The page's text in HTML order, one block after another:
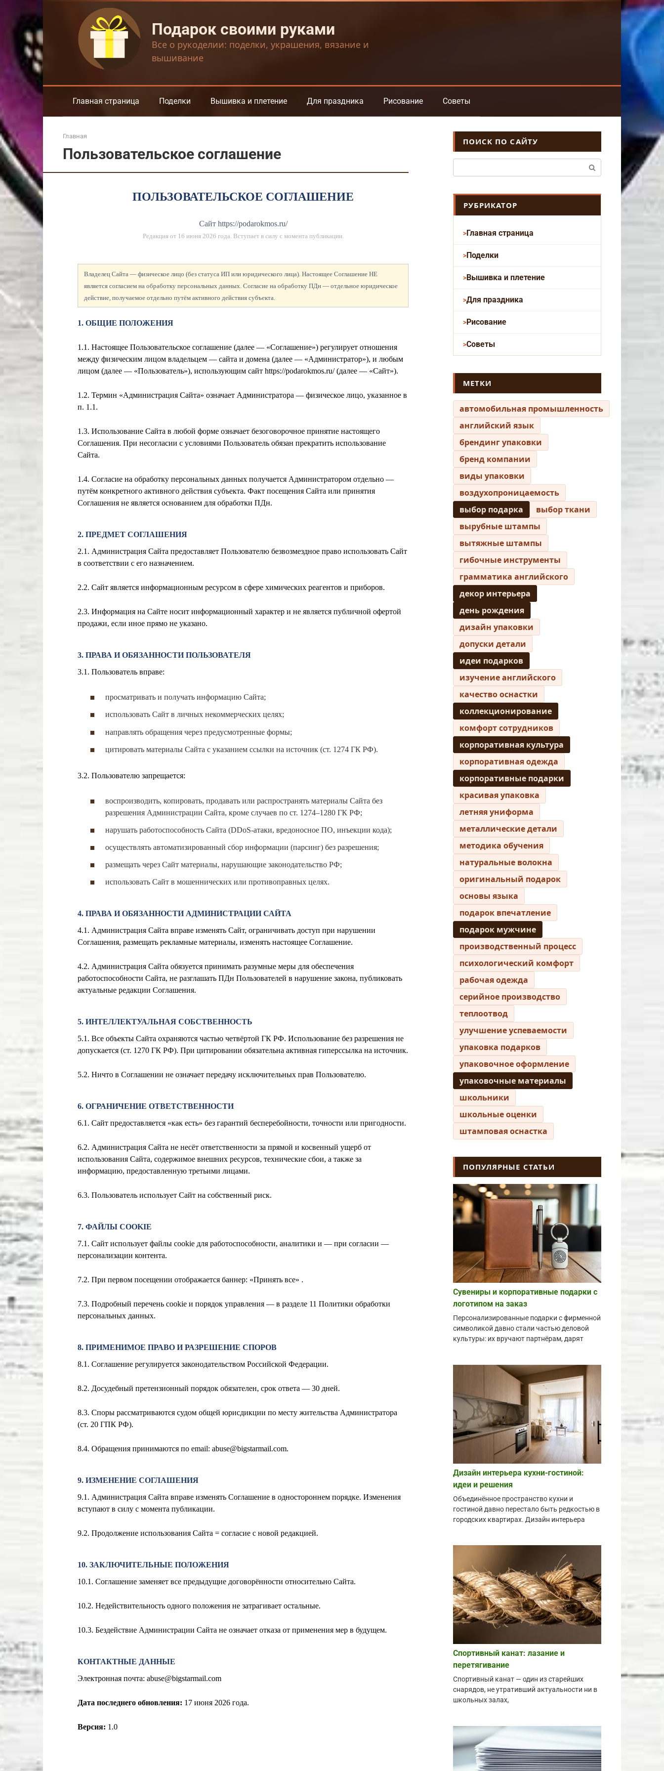
контенту
Подарок своими руками
Все о рукоделии: поделки, украшения, вязание и
вышивание
Главная страница Поделки Вышивка и плетение Для праздника Рисование Советы
Главная
Пользовательское соглашение
ПОЛЬЗОВАТЕЛЬСКОЕ СОГЛАШЕНИЕ
Сайт https://podarokmos.ru/
Редакция от 16 июня 2026 года. Вступает в силу с момента публикации.
Владелец Сайта — физическое лицо (без статуса ИП или юридического лица). Настоящее Соглашение НЕ
является согласием на обработку персональных данных. Согласие на обработку ПДн — отдельное юридическое
действие, получаемое отдельно путём активного действия субъекта.
1. ОБЩИЕ ПОЛОЖЕНИЯ
1.1. Настоящее Пользовательское соглашение (далее — «Соглашение») регулирует отношения
между физическим лицом владельцем — сайта и домена (далее — «Администратор»), и любым
лицом (далее — «Пользователь»), использующим сайт https://podarokmos.ru/ (далее — «Сайт»).
1.2. Термин «Администрация Сайта» означает Администратора — физическое лицо, указанное в
п. 1.1.
1.3. Использование Сайта в любой форме означает безоговорочное принятие настоящего
Соглашения. При несогласии с условиями Пользователь обязан прекратить использование
Сайта.
1.4. Согласие на обработку персональных данных получается Администратором отдельно —
путём конкретного активного действия субъекта. Факт посещения Сайта или принятия
Соглашения не является основанием для обработки ПДн.
2. ПРЕДМЕТ СОГЛАШЕНИЯ
2.1. Администрация Сайта предоставляет Пользователю безвозмездное право использовать Сайт
в соответствии с его назначением.
2.2. Сайт является информационным ресурсом в сфере химических реагентов и приборов.
2.3. Информация на Сайте носит информационный характер и не является публичной офертой
продажи, если иное прямо не указано.
3. ПРАВА И ОБЯЗАННОСТИ ПОЛЬЗОВАТЕЛЯ
3.1. Пользователь вправе:
просматривать и получать информацию Сайта;
использовать Сайт в личных некоммерческих целях;
направлять обращения через предусмотренные формы;
цитировать материалы Сайта с указанием ссылки на источник (ст. 1274 ГК РФ).
3.2. Пользователю запрещается:
воспроизводить, копировать, продавать или распространять материалы Сайта без
разрешения Администрации Сайта, кроме случаев по ст. 1274–1280 ГК РФ;
нарушать работоспособность Сайта (DDoS-атаки, вредоносное ПО, инъекции кода);
осуществлять автоматизированный сбор информации (парсинг) без разрешения;
размещать через Сайт материалы, нарушающие законодательство РФ;
использовать Сайт в мошеннических или противоправных целях.
4. ПРАВА И ОБЯЗАННОСТИ АДМИНИСТРАЦИИ САЙТА
4.1. Администрация Сайта вправе изменять Сайт, ограничивать доступ при нарушении
Соглашения, размещать рекламные материалы, изменять настоящее Соглашение.
4.2. Администрация Сайта обязуется принимать разумные меры для обеспечения
работоспособности Сайта, не разглашать ПДн Пользователей в нарушение закона, публиковать
актуальные редакции Соглашения.
5. ИНТЕЛЛЕКТУАЛЬНАЯ СОБСТВЕННОСТЬ
5.1. Все объекты Сайта охраняются частью четвёртой ГК РФ. Использование без разрешения не
допускается (ст. 1270 ГК РФ). При цитировании обязательна активная гиперссылка на источник.
5.2. Ничто в Соглашении не означает передачу исключительных прав Пользователю.
6. ОГРАНИЧЕНИЕ ОТВЕТСТВЕННОСТИ
6.1. Сайт предоставляется «как есть» без гарантий бесперебойности, точности или пригодности.
6.2. Администрация Сайта не несёт ответственности за прямой и косвенный ущерб от
использования Сайта, содержимое внешних ресурсов, технические сбои, а также за
информацию, предоставленную третьими лицами.
6.3. Пользователь использует Сайт на собственный риск.
7. ФАЙЛЫ COOKIE
7.1. Сайт использует файлы cookie для работоспособности, аналитики и — при согласии —
персонализации контента.
7.2. При первом посещении отображается баннер: «Принять все» .
7.3. Подробный перечень cookie и порядок управления — в разделе 11 Политики обработки
персональных данных.
8. ПРИМЕНИМОЕ ПРАВО И РАЗРЕШЕНИЕ СПОРОВ
8.1. Соглашение регулируется законодательством Российской Федерации.
8.2. Досудебный претензионный порядок обязателен, срок ответа — 30 дней.
8.3. Споры рассматриваются судом общей юрисдикции по месту жительства Администратора
(ст. 20 ГПК РФ).
8.4. Обращения принимаются по email: abuse@bigstarmail.com.
9. ИЗМЕНЕНИЕ СОГЛАШЕНИЯ
9.1. Администрация Сайта вправе изменять Соглашение в одностороннем порядке. Изменения
вступают в силу с момента публикации.
9.2. Продолжение использования Сайта = согласие с новой редакцией.
10. ЗАКЛЮЧИТЕЛЬНЫЕ ПОЛОЖЕНИЯ
10.1. Соглашение заменяет все предыдущие договорённости относительно Сайта.
10.2. Недействительность одного положения не затрагивает остальные.
10.3. Бездействие Администрации Сайта не означает отказа от применения мер в будущем.
КОНТАКТНЫЕ ДАННЫЕ
Электронная почта: abuse@bigstarmail.com
Дата последнего обновления: 17 июня 2026 года.
Версия: 1.0
ПОИСК ПО САЙТУ
РУБРИКАТОР
Главная страница
Поделки
Вышивка и плетение
Для праздника
Рисование
Советы
МЕТКИ
автомобильная промышленность
английский язык
брендинг упаковки
бренд компании
виды упаковки
воздухопроницаемость
выбор подарка
выбор ткани
вырубные штампы
вытяжные штампы
гибочные инструменты
грамматика английского
декор интерьера
день рождения
дизайн упаковки
допуски детали
идеи подарков
изучение английского
качество оснастки
коллекционирование
комфорт сотрудников
корпоративная культура
корпоративная одежда
корпоративные подарки
красивая упаковка
летняя униформа
металлические детали
методика обучения
натуральные волокна
оригинальный подарок
основы языка
подарок впечатление
подарок мужчине
производственный процесс
психологический комфорт
рабочая одежда
серийное производство
теплоотвод
улучшение успеваемости
упаковка подарков
упаковочное оформление
упаковочные материалы
школьники
школьные оценки
штамповая оснастка
ПОПУЛЯРНЫЕ СТАТЬИ
Сувениры и корпоративные подарки с
логотипом на заказ
Персонализированные подарки с фирменной
символикой давно стали частью деловой
культуры: их вручают партнёрам, дарят
Дизайн интерьера кухни-гостиной:
идеи и решения
Объединённое пространство кухни и
гостиной давно перестало быть редкостью в
городских квартирах. Дизайн интерьера
Спортивный канат: лазание и
перетягивание
Спортивный канат — один из старейших
снарядов, не утративший актуальности ни в
школьных залах,